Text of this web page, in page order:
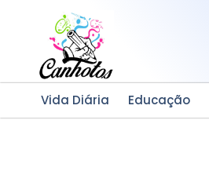
conteúdo
Vida Diária Educação